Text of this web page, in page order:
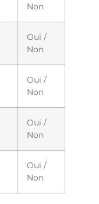
Non
Oui /
Non
Oui /
Non
Oui /
Non
Oui /
Non